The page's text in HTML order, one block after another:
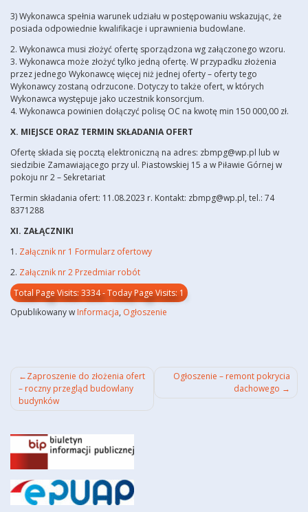
3) Wykonawca spełnia warunek udziału w postępowaniu wskazując, że
posiada odpowiednie kwalifikacje i uprawnienia budowlane.
2. Wykonawca musi złożyć ofertę sporządzona wg załączonego wzoru.
3. Wykonawca może złożyć tylko jedną ofertę. W przypadku złożenia
przez jednego Wykonawcę więcej niż jednej oferty – oferty tego
Wykonawcy zostaną odrzucone. Dotyczy to także ofert, w których
Wykonawca występuje jako uczestnik konsorcjum.
4. Wykonawca powinien dołączyć polisę OC na kwotę min 150 000,00 zł.
X. MIEJSCE ORAZ TERMIN SKŁADANIA OFERT
Ofertę składa się pocztą elektroniczną na adres: zbmpg@wp.pl lub w
siedzibie Zamawiającego przy ul. Piastowskiej 15 a w Piławie Górnej w
pokoju nr 2 – Sekretariat
Termin składania ofert: 11.08.2023 r. Kontakt: zbmpg@wp.pl, tel.: 74
8371288
XI. ZAŁĄCZNIKI
1. Załącznik nr 1 Formularz ofertowy
2. Załącznik nr 2 Przedmiar robót
Total Page Visits: 3334 - Today Page Visits: 1
Opublikowany w Informacja, Ogłoszenie
Nawigacja
wpisu
Zaproszenie do złożenia ofert
– roczny przegląd budowlany
budynków
Ogłoszenie – remont pokrycia
dachowego